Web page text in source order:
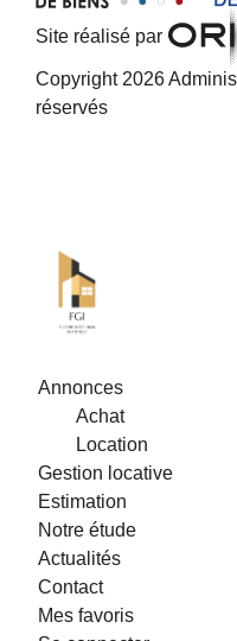
Site réalisé par
Copyright 2026
réservés
Annonces
Achat
Location
Gestion locative
Estimation
Notre étude
Actualités
Contact
Mes favoris